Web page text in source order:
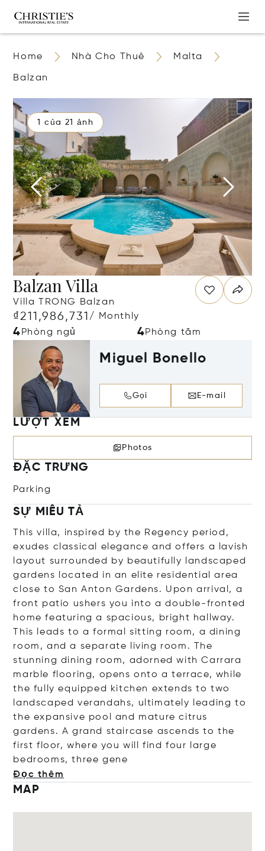
Home Nhà Cho Thuê Malta
Balzan
1 của 21 ảnh
Balzan Villa
Villa TRONG Balzan
₫211,986,731/ Monthly
4 Phòng ngủ 4Phòng tắm
Miguel Bonello
Gọi E-mail
LƯỢT XEM
Photos
ĐẶC TRƯNG
Parking
SỰ MIÊU TẢ
This villa, inspired by the Regency period,
exudes classical elegance and offers a lavish
layout surrounded by beautifully landscaped
gardens located in an elite residential area
close to San Anton Gardens. Upon arrival, a
front patio ushers you into a double-fronted
home featuring a spacious, bright hallway.
This leads to a formal sitting room, a dining
room, and a separate living room. The
stunning dining room, adorned with Carrara
marble flooring, opens onto a terrace, while
the fully equipped kitchen extends to two
landscaped verandahs, ultimately leading to
the expansive pool and mature citrus
gardens. A grand staircase ascends to the
first floor, where you will find four large
bedrooms, three gene
Đọc thêm
MAP